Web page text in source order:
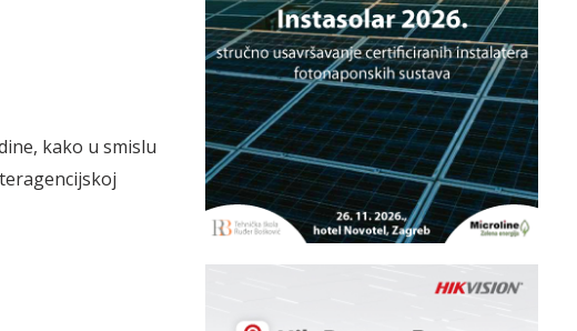
kako u smislu